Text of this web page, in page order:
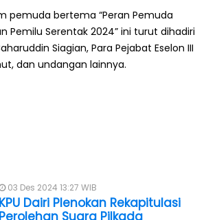
pemuda bertema “Peran Pemuda
Pemilu Serentak 2024” ini turut dihadiri
Siagian, Para Pejabat Eselon III
dan undangan lainnya.
03 Des 2024 13:27 WIB
KPU Dairi Plenokan Rekapitulasi
Perolehan Suara Pilkada